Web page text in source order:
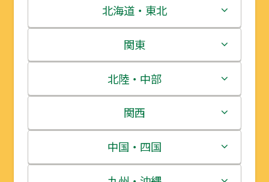
北海道・東北
北海道
青森県
岩手県
宮城県
秋田県
関東
茨城県
栃木県
群馬県
埼玉県
北陸・中部
新潟県
富山県
石川県
関西
三重県
滋賀県
中国・四国